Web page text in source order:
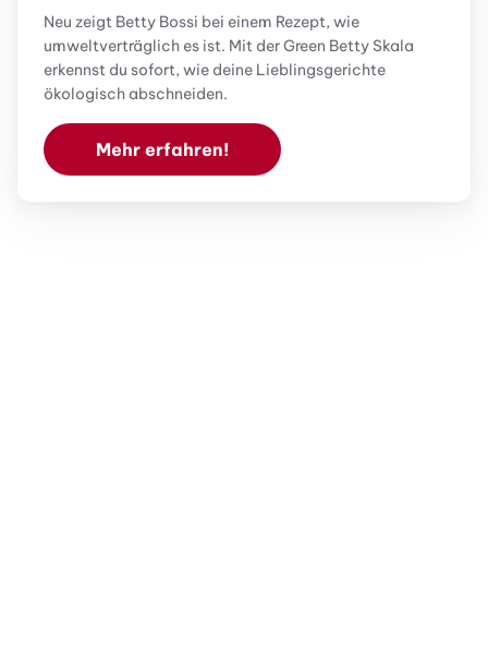
Neu zeigt Betty Bossi bei einem Rezept, wie
umweltverträglich es ist. Mit der Green Betty Skala
erkennst du sofort, wie deine Lieblingsgerichte
ökologisch abschneiden.
Mehr erfahren!